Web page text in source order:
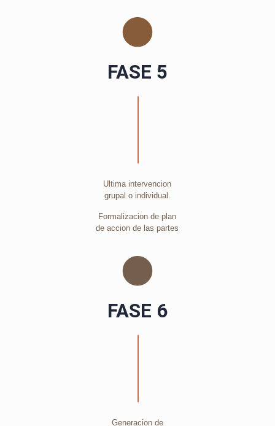
FASE 5
Ultima intervencion
grupal o individual.
Formalizacion de plan
de accion de las partes
FASE 6
Generacion de